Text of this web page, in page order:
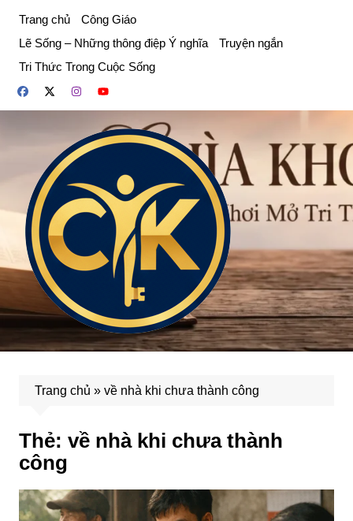
phần
dung
Trang chủ
Công Giáo
Lẽ Sống – Những thông điệp Ý nghĩa
Truyện ngắn
Tri Thức Trong Cuộc Sống
Trang chủ » về nhà khi chưa thành công
Thẻ: về nhà khi chưa thành
công